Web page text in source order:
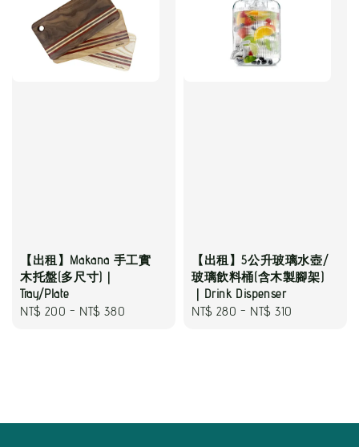
【出租】Makana 手工實
木托盤(多尺寸)｜
Tray/Plate
Regular
NT$ 200 - NT$ 380
【出租】5公升玻璃水壺/
玻璃飲料桶(含木製腳架)
｜Drink Dispenser
Regular
NT$ 280 - NT$ 310